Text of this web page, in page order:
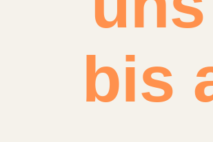
bis